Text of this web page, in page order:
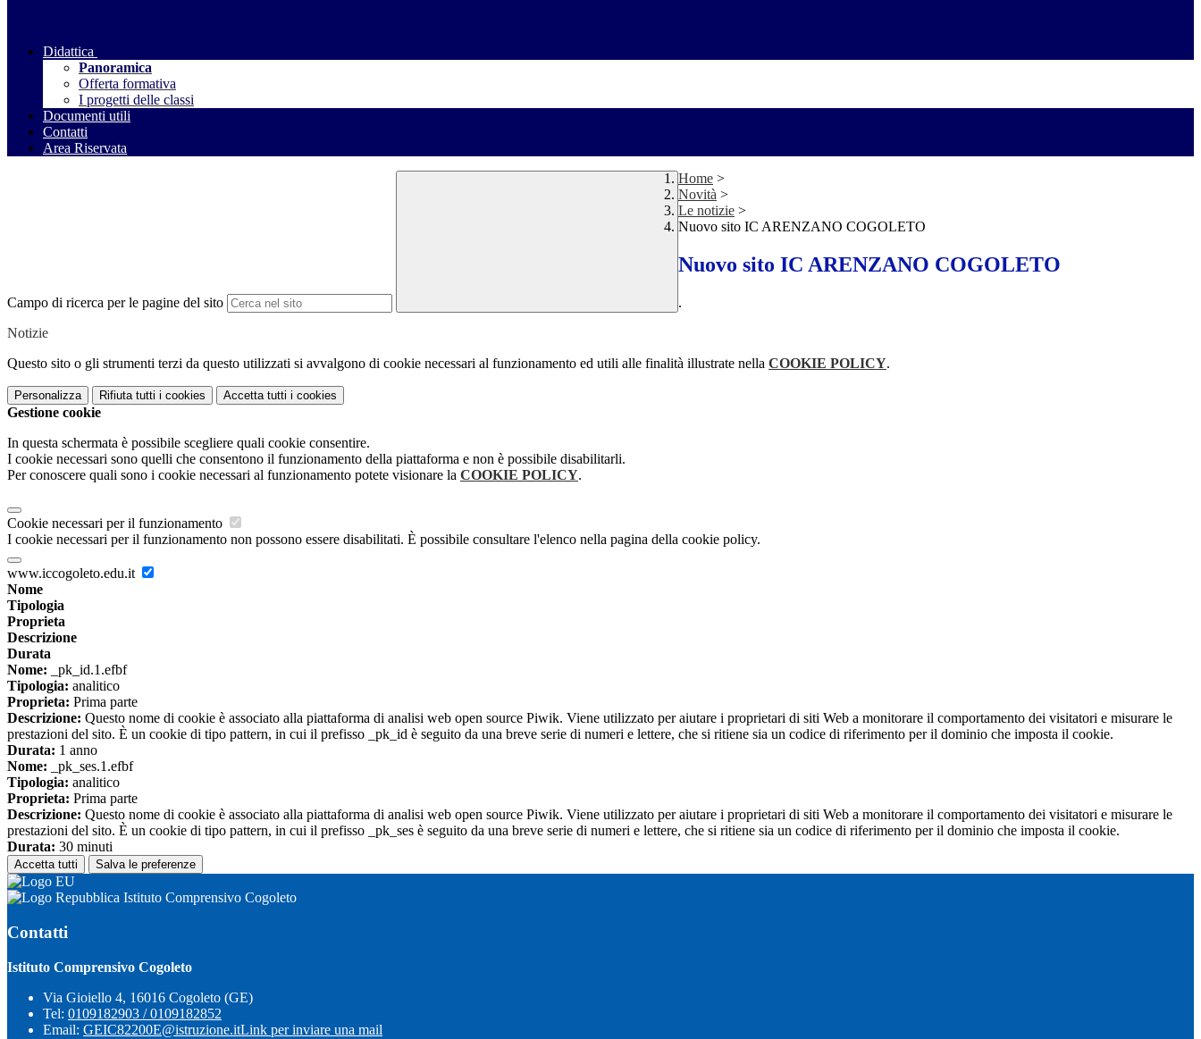
Didattica
Panoramica
Offerta formativa
I progetti delle classi
Documenti utili
Contatti
Area Riservata
Campo di ricerca per le pagine del sito
Home >
Novità >
Le notizie >
Nuovo sito IC ARENZANO COGOLETO
Nuovo sito IC ARENZANO COGOLETO
.
Notizie
Questo sito o gli strumenti terzi da questo utilizzati si avvalgono di cookie necessari al funzionamento ed utili alle finalità illustrate nella COOKIE POLICY.
Personalizza Rifiuta tutti i cookies Accetta tutti i cookies
Gestione cookie
In questa schermata è possibile scegliere quali cookie consentire.
I cookie necessari sono quelli che consentono il funzionamento della piattaforma e non è possibile disabilitarli.
Per conoscere quali sono i cookie necessari al funzionamento potete visionare la COOKIE POLICY.
Cookie necessari per il funzionamento
I cookie necessari per il funzionamento non possono essere disabilitati. È possibile consultare l'elenco nella pagina della cookie policy.
www.iccogoleto.edu.it
Nome
Tipologia
Proprieta
Descrizione
Durata
Nome: _pk_id.1.efbf
Tipologia: analitico
Proprieta: Prima parte
Descrizione: Questo nome di cookie è associato alla piattaforma di analisi web open source Piwik. Viene utilizzato per aiutare i proprietari di siti Web a monitorare il comportamento dei visitatori e misurare le
prestazioni del sito. È un cookie di tipo pattern, in cui il prefisso _pk_id è seguito da una breve serie di numeri e lettere, che si ritiene sia un codice di riferimento per il dominio che imposta il cookie.
Durata: 1 anno
Nome: _pk_ses.1.efbf
Tipologia: analitico
Proprieta: Prima parte
Descrizione: Questo nome di cookie è associato alla piattaforma di analisi web open source Piwik. Viene utilizzato per aiutare i proprietari di siti Web a monitorare il comportamento dei visitatori e misurare le
prestazioni del sito. È un cookie di tipo pattern, in cui il prefisso _pk_ses è seguito da una breve serie di numeri e lettere, che si ritiene sia un codice di riferimento per il dominio che imposta il cookie.
Durata: 30 minuti
Accetta tutti Salva le preferenze
Istituto Comprensivo Cogoleto
Contatti
Istituto Comprensivo Cogoleto
Via Gioiello 4, 16016 Cogoleto (GE)
Tel: 0109182903 / 0109182852
Email: GEIC82200E@istruzione.itLink per inviare una mail